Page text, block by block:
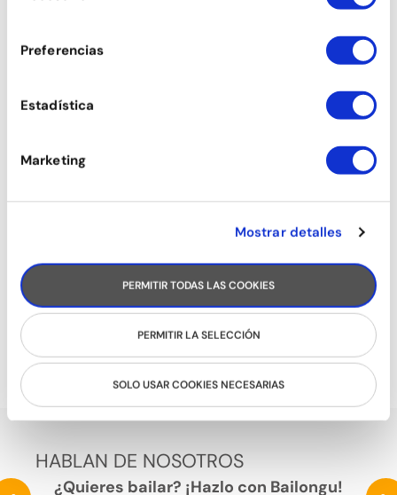
Preferencias
Estadística
Marketing
Mostrar detalles
PERMITIR TODAS LAS COOKIES
PERMITIR LA SELECCIÓN
SOLO USAR COOKIES NECESARIAS
RUEDA CUBANA
HABLAN DE NOSOTROS
¿Quieres bailar? ¡Hazlo con Bailongu!